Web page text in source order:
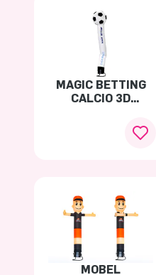
MAGIC BETTING
CALCIO 3D
MOBEL